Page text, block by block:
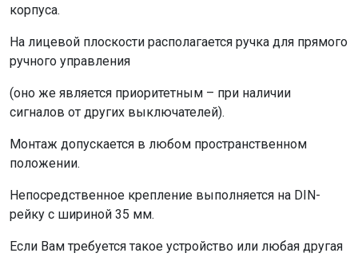
корпуса.
На лицевой плоскости располагается ручка для прямого
ручного управления
(оно же является приоритетным – при наличии
сигналов от других выключателей).
Монтаж допускается в любом пространственном
положении.
Непосредственное крепление выполняется на DIN-
рейку с шириной 35 мм.
Если Вам требуется такое устройство или любая другая